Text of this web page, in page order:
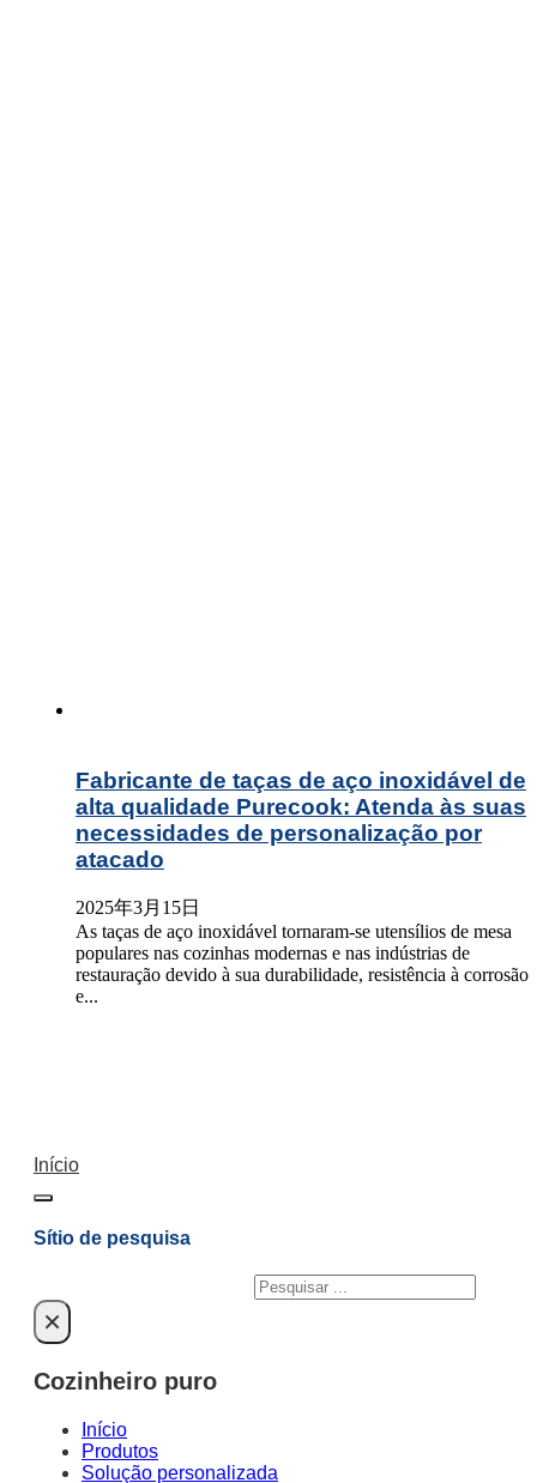
Fabricante de taças de aço inoxidável de
alta qualidade Purecook: Atenda às suas
necessidades de personalização por
atacado
2025年3月15日
As taças de aço inoxidável tornaram-se utensílios de mesa
populares nas cozinhas modernas e nas indústrias de
restauração devido à sua durabilidade, resistência à corrosão
e...
Início
Sítio de pesquisa
Pesquisar
×
Cozinheiro puro
Início
Produtos
Solução personalizada